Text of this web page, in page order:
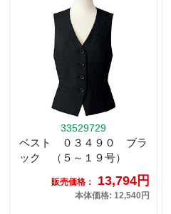
33529729
ベスト ０３４９０ ブラ
ック （５～１９号）
販売価格： 13,794円
本体価格: 12,540円